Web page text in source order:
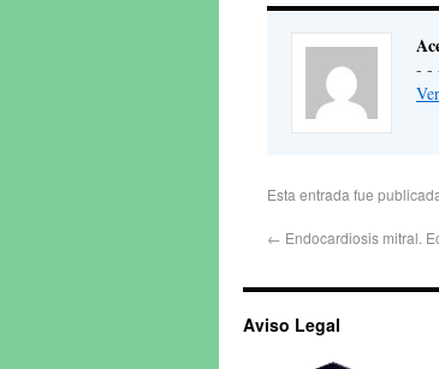
- -
Esta entrada fue
← Endocardiosis mitral.
Aviso Legal